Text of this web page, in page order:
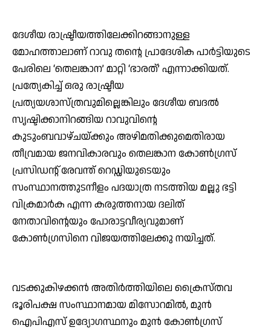
ദേശീയ രാഷ്ട്രീയത്തിലേക്കിറങ്ങാനുള്ള
മോഹത്താലാണ് റാവു തന്റെ പ്രാദേശിക പാര്‍ട്ടിയുടെ
പേരിലെ ‘തെലങ്കാന’ മാറ്റി ‘ഭാരത്’ എന്നാക്കിയത്.
പ്രത്യേകിച്ച് ഒരു രാഷ്ട്രീയ
പ്രത്യയശാസ്ത്രവുമില്ലെങ്കിലും ദേശീയ ബദല്‍
സൃഷ്ടിക്കാനിറങ്ങിയ റാവുവിന്റെ
കുടുംബവാഴ്ചയ്ക്കും അഴിമതിക്കുമെതിരായ
തീവ്രമായ ജനവികാരവും തെലങ്കാന കോണ്‍ഗ്രസ്
പ്രസിഡന്റ് രേവന്ത് റെഡ്ഡിയുടെയും
സംസ്ഥാനത്തുടനീളം പദയാത്ര നടത്തിയ മല്ലു ഭട്ടി
വിക്രമാര്‍ക എന്ന കരുത്തനായ ദലിത്
നേതാവിന്റെയും പോരാട്ടവീര്യവുമാണ്
കോണ്‍ഗ്രസിനെ വിജയത്തിലേക്കു നയിച്ചത്.
വടക്കുകിഴക്കന്‍ അതിര്‍ത്തിയിലെ ക്രൈസ്തവ
ഭൂരിപക്ഷ സംസ്ഥാനമായ മിസോറമില്‍, മുന്‍
ഐപിഎസ് ഉദ്യോഗസ്ഥനും മുന്‍ കോണ്‍ഗ്രസ്